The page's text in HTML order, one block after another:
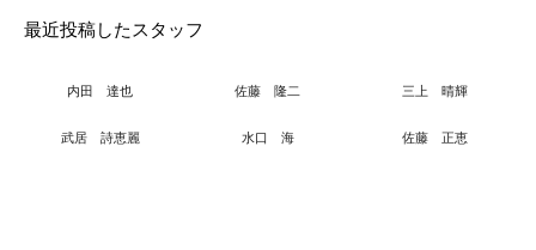
最近投稿したスタッフ
内田 達也 佐藤 隆二 三上 晴輝
武居 詩恵麗 水口 海 佐藤 正恵